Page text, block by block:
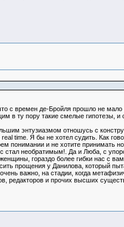
с времен де-Бройля прошло не
ту пору такие смелые гипотезы, и
энтузиазмом отношусь с
time. Я бы не хотел судить. Как
понимании и не хотите принимать
необратимым!. Да и Люба, с
гораздо более гибки нас с
прощения у Данилова, который
важно, на стадии, когда
и прочих высших